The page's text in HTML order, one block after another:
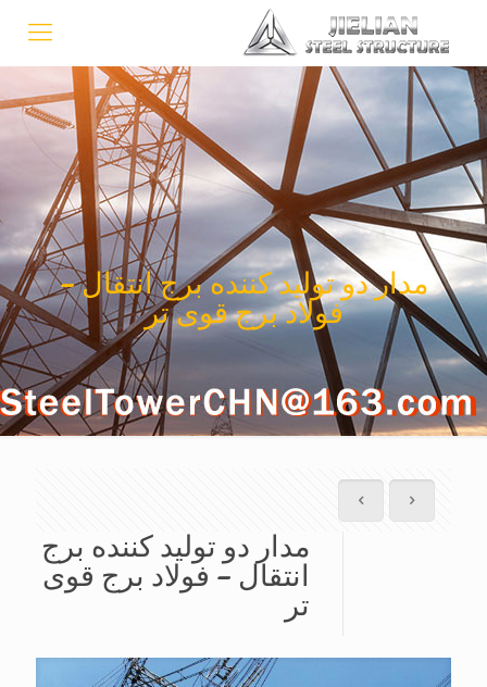
مدار دو تولید کننده برج انتقال –
فولاد برج قوی تر
مدار دو تولید کننده برج
انتقال – فولاد برج قوی
تر